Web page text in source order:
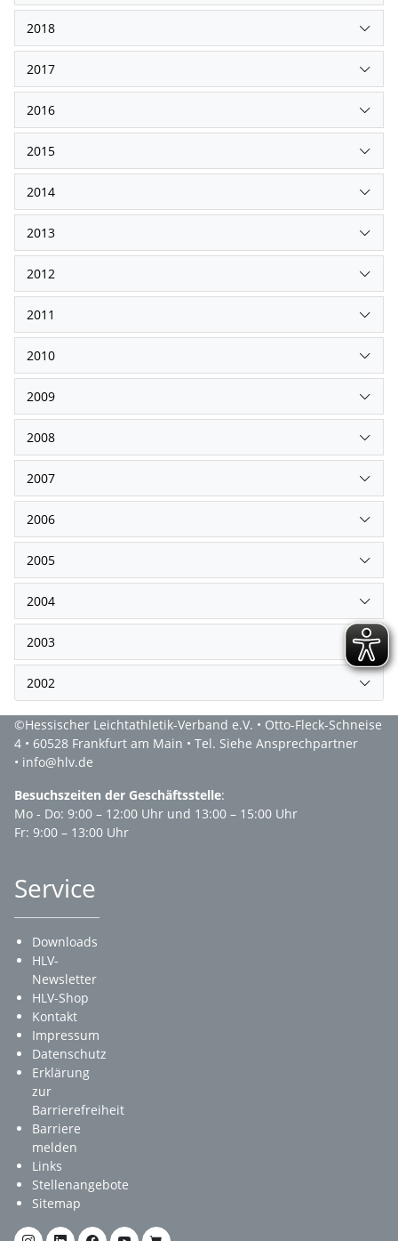
2018
2017
2016
2015
2014
2013
2012
2011
2010
2009
2008
2007
2006
2005
2004
2003
2002
©Hessischer Leichtathletik-Verband e.V. • Otto-Fleck-Schneise
4 • 60528 Frankfurt am Main • Tel. Siehe Ansprechpartner
• info@hlv.de
Besuchszeiten der Geschäftsstelle:
Mo - Do: 9:00 – 12:00 Uhr und 13:00 – 15:00 Uhr
Fr: 9:00 – 13:00 Uhr
Service
Downloads
HLV-
Newsletter
HLV-Shop
Kontakt
Impressum
Datenschutz
Erklärung
zur
Barrierefreiheit
Barriere
melden
Links
Stellenangebote
Sitemap